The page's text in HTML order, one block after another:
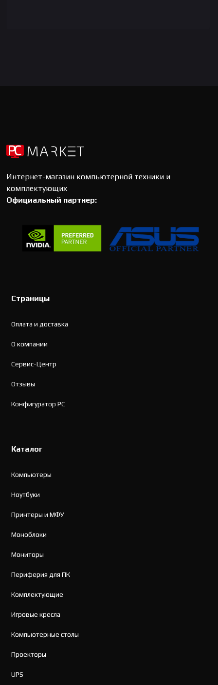
Интернет-магазин компьютерной техники и
комплектующих
Официальный партнер:
Страницы
Оплата и доставка
О компании
Сервис-Центр
Отзывы
Конфигуратор PC
Каталог
Компьютеры
Ноутбуки
Принтеры и МФУ
Моноблоки
Мониторы
Периферия для ПК
Комплектующие
Игровые кресла
Компьютерные столы
Проекторы
UPS